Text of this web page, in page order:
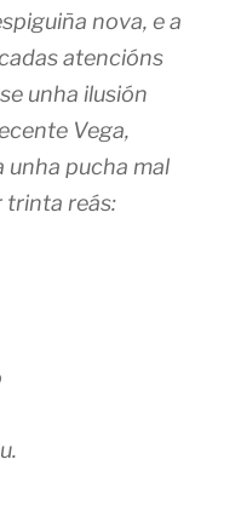
nova, e a
atencións
unha ilusión
Vega,
unha pucha mal
trinta reás: